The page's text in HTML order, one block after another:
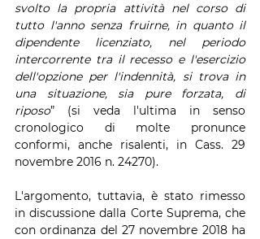
svolto la propria attività nel corso di
tutto l'anno senza fruirne, in quanto il
dipendente licenziato, nel periodo
intercorrente tra il recesso e l'esercizio
dell'opzione per l'indennità, si trova in
una situazione, sia pure forzata, di
riposo” (si veda l'ultima in senso
cronologico di molte pronunce
conformi, anche risalenti, in Cass. 29
novembre 2016 n. 24270).
L'argomento, tuttavia, è stato rimesso
in discussione dalla Corte Suprema, che
con ordinanza del 27 novembre 2018 ha